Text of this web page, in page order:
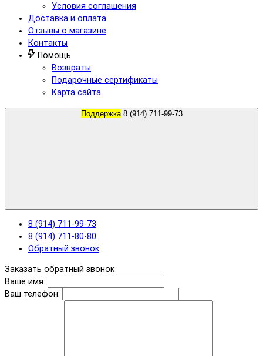
Условия соглашения
Доставка и оплата
Отзывы о магазине
Контакты
Помощь
Возвраты
Подарочные сертификаты
Карта сайта
Поддержка 8 (914) 711-99-73
8 (914) 711-99-73
8 (914) 711-80-80
Обратный звонок
Заказать обратный звонок
Ваше имя:
Ваш телефон: